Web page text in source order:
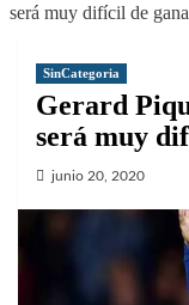
será muy difícil de
SinCategoria
Gerard
será muy
junio 20, 2020